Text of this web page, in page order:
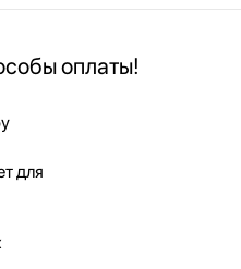
оплаты!
для